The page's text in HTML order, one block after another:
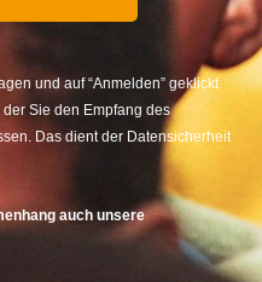
und auf “Anmelden” geklickt
Sie den Empfang des
Das dient der Datensicherheit
auch unsere